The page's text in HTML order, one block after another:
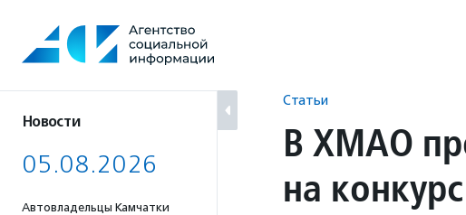
содержанию
Новости
05.08.2026
Автовладельцы Камчатки
Статьи
В ХМАО
на